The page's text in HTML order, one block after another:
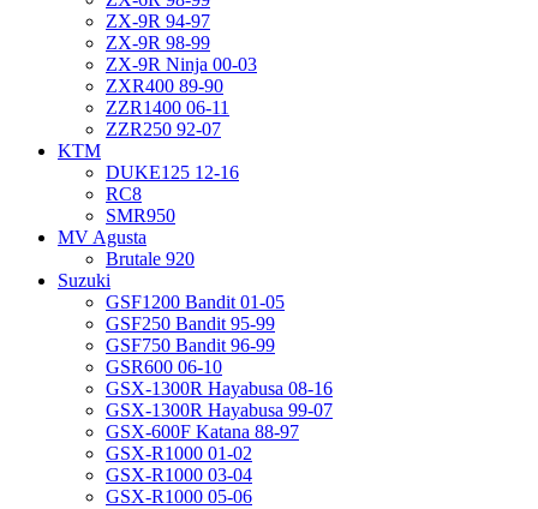
ZX-9R 94-97
ZX-9R 98-99
ZX-9R Ninja 00-03
ZXR400 89-90
ZZR1400 06-11
ZZR250 92-07
KTM
DUKE125 12-16
RC8
SMR950
MV Agusta
Brutale 920
Suzuki
GSF1200 Bandit 01-05
GSF250 Bandit 95-99
GSF750 Bandit 96-99
GSR600 06-10
GSX-1300R Hayabusa 08-16
GSX-1300R Hayabusa 99-07
GSX-600F Katana 88-97
GSX-R1000 01-02
GSX-R1000 03-04
GSX-R1000 05-06